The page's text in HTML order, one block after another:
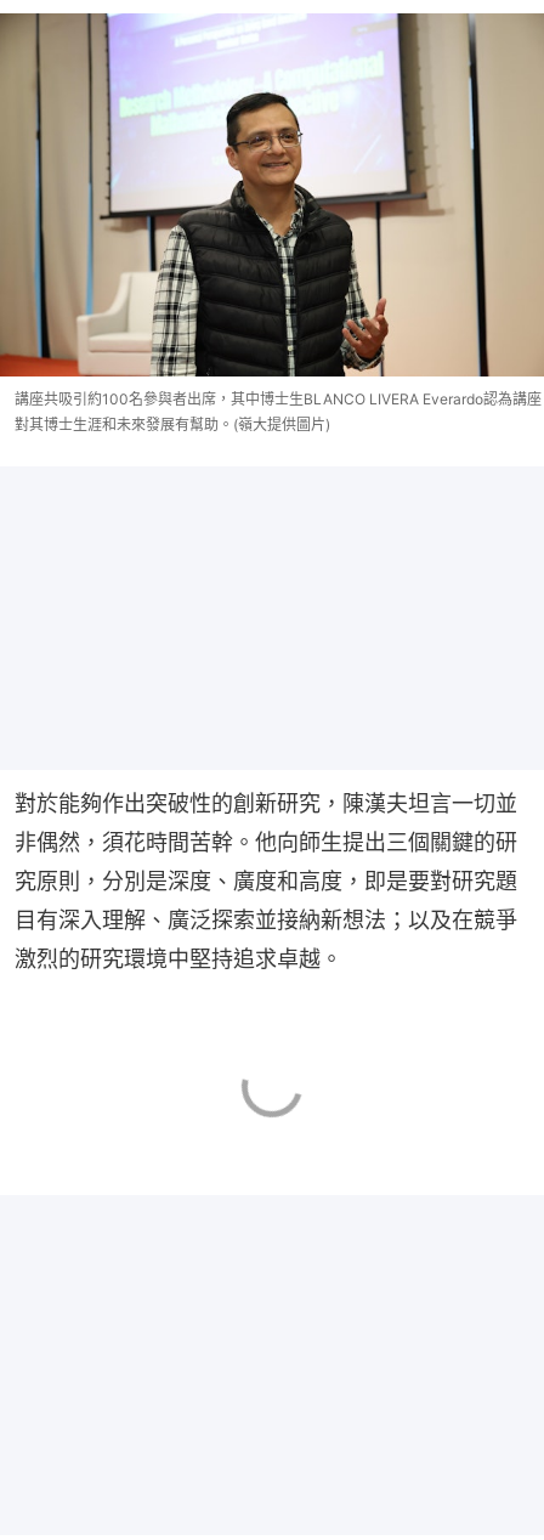
講座共吸引約100名參與者出席，其中博士生BLANCO LIVERA Everardo認為講座
對其博士生涯和未來發展有幫助。(嶺大提供圖片)
對於能夠作出突破性的創新研究，陳漢夫坦言一切並
非偶然，須花時間苦幹。他向師生提出三個關鍵的研
究原則，分別是深度、廣度和高度，即是要對研究題
目有深入理解、廣泛探索並接納新想法；以及在競爭
激烈的研究環境中堅持追求卓越。